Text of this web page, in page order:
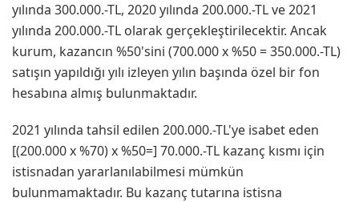
yılında 300.000.-TL, 2020 yılında 200.000.-TL ve 2021
yılında 200.000.-TL olarak gerçekleştirilecektir. Ancak
kurum, kazancın %50'sini (700.000 x %50 = 350.000.-TL)
satışın yapıldığı yılı izleyen yılın başında özel bir fon
hesabına almış bulunmaktadır.
2021 yılında tahsil edilen 200.000.-TL'ye isabet eden
[(200.000 x %70) x %50=] 70.000.-TL kazanç kısmı için
istisnadan yararlanılabilmesi mümkün
bulunmamaktadır. Bu kazanç tutarına istisna